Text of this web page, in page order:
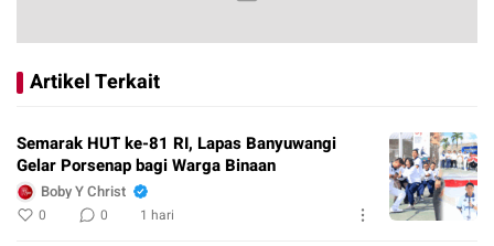
Artikel Terkait
Semarak HUT ke-81 RI, Lapas Banyuwangi
Gelar Porsenap bagi Warga Binaan
Boby Y Christ
0 0 1 hari